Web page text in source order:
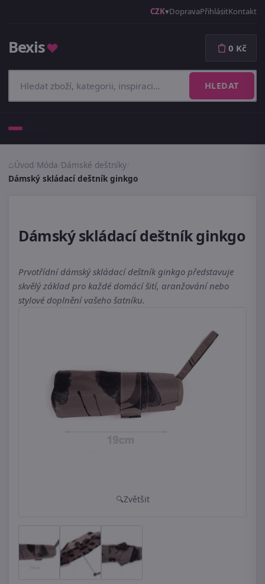
CZK DopravaPřihlásitKontakt
Bexis♥
HLEDAT
0 Kč
Úvod Móda Dámské deštníky
Dámský skládací deštník ginkgo
Dámský skládací deštník ginkgo
Prvotřídní dámský skládací deštník ginkgo představuje
skvělý základ pro každé domácí šití, aranžování nebo
stylové doplnění vašeho šatníku.
Zvětšit